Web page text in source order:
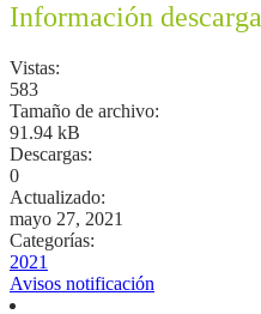
Información descarga
Vistas:
583
Tamaño de archivo:
91.94 kB
Descargas:
0
Actualizado:
mayo 27, 2021
Categorías:
2021
Avisos notificación